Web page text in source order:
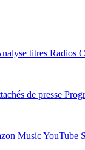
titres Radios
de presse
MusicYouTube